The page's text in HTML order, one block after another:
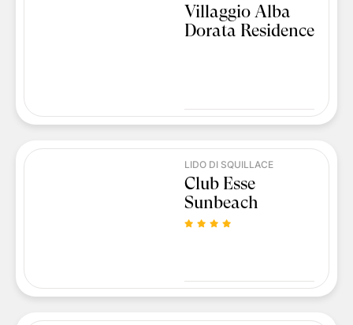
Villaggio Alba
Dorata Residence
LIDO DI SQUILLACE
Club Esse
Sunbeach